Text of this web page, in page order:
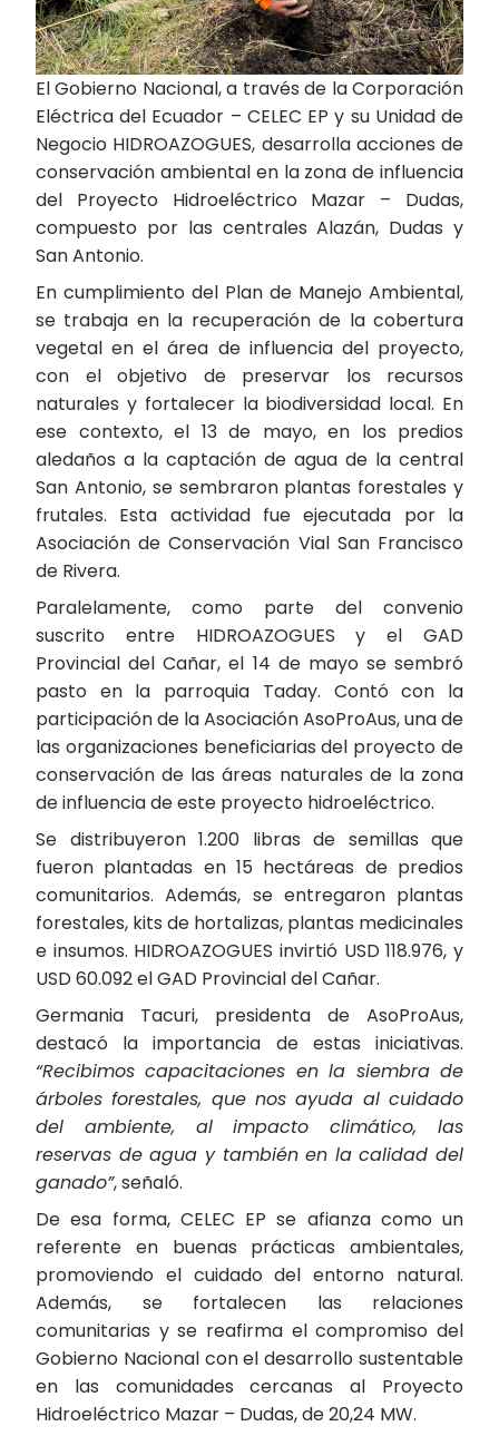
El Gobierno Nacional, a través de la Corporación
Eléctrica del Ecuador – CELEC EP y su Unidad de
Negocio HIDROAZOGUES, desarrolla acciones de
conservación ambiental en la zona de influencia
del Proyecto Hidroeléctrico Mazar – Dudas,
compuesto por las centrales Alazán, Dudas y
San Antonio.
En cumplimiento del Plan de Manejo Ambiental,
se trabaja en la recuperación de la cobertura
vegetal en el área de influencia del proyecto,
con el objetivo de preservar los recursos
naturales y fortalecer la biodiversidad local. En
ese contexto, el 13 de mayo, en los predios
aledaños a la captación de agua de la central
San Antonio, se sembraron plantas forestales y
frutales. Esta actividad fue ejecutada por la
Asociación de Conservación Vial San Francisco
de Rivera.
Paralelamente, como parte del convenio
suscrito entre HIDROAZOGUES y el GAD
Provincial del Cañar, el 14 de mayo se sembró
pasto en la parroquia Taday. Contó con la
participación de la Asociación AsoProAus, una de
las organizaciones beneficiarias del proyecto de
conservación de las áreas naturales de la zona
de influencia de este proyecto hidroeléctrico.
Se distribuyeron 1.200 libras de semillas que
fueron plantadas en 15 hectáreas de predios
comunitarios. Además, se entregaron plantas
forestales, kits de hortalizas, plantas medicinales
e insumos. HIDROAZOGUES invirtió USD 118.976, y
USD 60.092 el GAD Provincial del Cañar.
Germania Tacuri, presidenta de AsoProAus,
destacó la importancia de estas iniciativas.
“Recibimos capacitaciones en la siembra de
árboles forestales, que nos ayuda al cuidado
del ambiente, al impacto climático, las
reservas de agua y también en la calidad del
ganado”, señaló.
De esa forma, CELEC EP se afianza como un
referente en buenas prácticas ambientales,
promoviendo el cuidado del entorno natural.
Además, se fortalecen las relaciones
comunitarias y se reafirma el compromiso del
Gobierno Nacional con el desarrollo sustentable
en las comunidades cercanas al Proyecto
Hidroeléctrico Mazar – Dudas, de 20,24 MW.